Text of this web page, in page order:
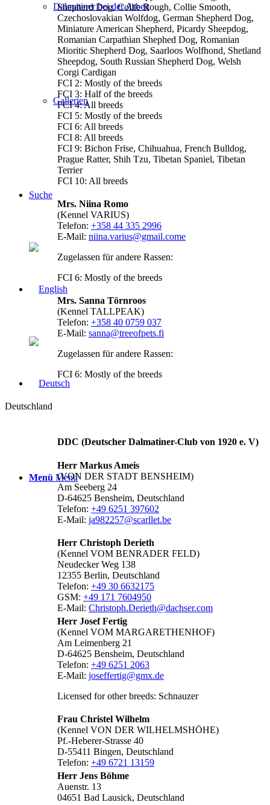
Dalmatiner bei der Arbeit
Gallerien
Suche
Menü Menü
Shepherd Dog, Collie Rough, Collie Smooth,
Czechoslovakian Wolfdog, German Shepherd Dog,
Miniature American Shepherd, Picardy Sheepdog,
Romanian Carpathian Shephed Dog, Romanian
Mioritic Shepherd Dog, Saarloos Wolfhond, Shetland
Sheepdog, South Russian Shepherd Dog, Welsh
Corgi Cardigan
FCI 2: Mostly of the breeds
FCI 3: Half of the breeds
FCI 4: All breeds
FCI 5: Mostly of the breeds
FCI 6: All breeds
FCI 8: All breeds
FCI 9: Bichon Frise, Chihuahua, French Bulldog,
Prague Ratter, Shih Tzu, Tibetan Spaniel, Tibetan
Terrier
FCI 10: All breeds
Mrs. Niina Romo
(Kennel VARIUS)
Telefon: +358 44 335 2996
E-Mail: niina.varius@gmail.come
Zugelassen für andere Rassen:
FCI 6: Mostly of the breeds
Mrs. Sanna Törnroos
(Kennel TALLPEAK)
Telefon: +358 40 0759 037
E-Mail: sanna@treeofpets.fi
Zugelassen für andere Rassen:
FCI 6: Mostly of the breeds
Deutschland
DDC (Deutscher Dalmatiner-Club von 1920 e. V)
Herr Markus Ameis
(VON DER STADT BENSHEIM)
Am Seeberg 24
D-64625 Bensheim, Deutschland
Telefon: +49 6251 397602
E-Mail: ja982257@scarllet.be
Herr Christoph Derieth
(Kennel VOM BENRADER FELD)
Neudecker Weg 138
12355 Berlin, Deutschland
Telefon: +49 30 6632175
GSM: +49 171 7604950
E-Mail: Christoph.Derieth@dachser.com
Herr Josef Fertig
(Kennel VOM MARGARETHENHOF)
Am Leimenberg 21
D-64625 Bensheim, Deutschland
Telefon: +49 6251 2063
E-Mail: joseffertig@gmx.de
Licensed for other breeds: Schnauzer
Frau Christel Wilhelm
(Kennel VON DER WILHELMSHÖHE)
Pf.-Heberer-Strasse 40
D-55411 Bingen, Deutschland
Telefon: +49 6721 13159
Herr Jens Böhme
Auenstr. 13
04651 Bad Lausick, Deutschland